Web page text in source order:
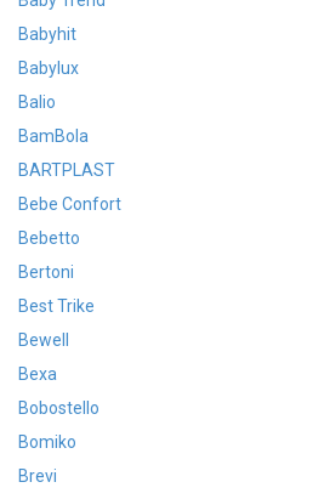
Babyhit
Babylux
Balio
BamBola
BARTPLAST
Bebe Confort
Bebetto
Bertoni
Best Trike
Bewell
Bexa
Bobostello
Bomiko
Brevi